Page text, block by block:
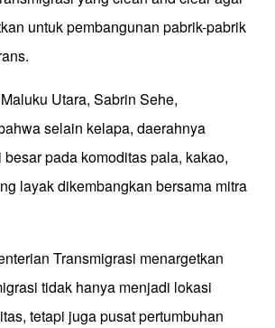
untuk pembangunan pabrik-pabrik
Utara, Sabrin Sehe,
selain kelapa, daerahnya
pada komoditas pala, kakao,
layak dikembangkan bersama mitra
Transmigrasi menargetkan
tidak hanya menjadi lokasi
tetapi juga pusat pertumbuhan